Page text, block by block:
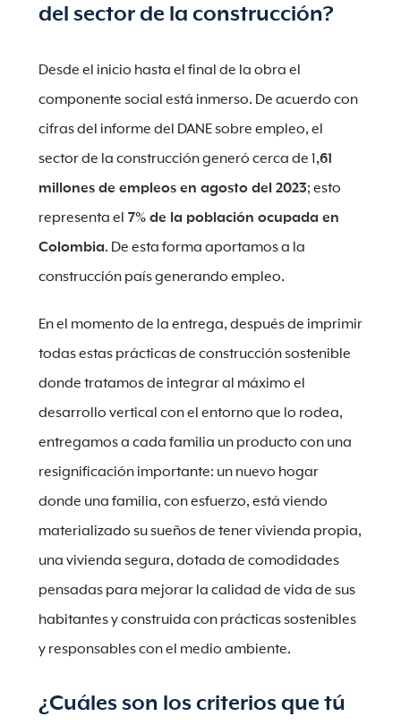
del sector de la construcción?
Desde el inicio hasta el final de la obra el
componente social está inmerso. De acuerdo con
cifras del informe del DANE sobre empleo, el
sector de la construcción generó cerca de 1,61
millones de empleos en agosto del 2023; esto
representa el 7% de la población ocupada en
Colombia. De esta forma aportamos a la
construcción país generando empleo.
En el momento de la entrega, después de imprimir
todas estas prácticas de construcción sostenible
donde tratamos de integrar al máximo el
desarrollo vertical con el entorno que lo rodea,
entregamos a cada familia un producto con una
resignificación importante: un nuevo hogar
donde una familia, con esfuerzo, está viendo
materializado su sueños de tener vivienda propia,
una vivienda segura, dotada de comodidades
pensadas para mejorar la calidad de vida de sus
habitantes y construida con prácticas sostenibles
y responsables con el medio ambiente.
¿Cuáles son los criterios que tú